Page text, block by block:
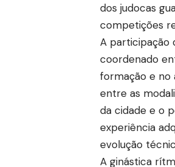
dos judocas
competições
A participação
coordenado
formação e no
entre as
da cidade e o
experiência
evolução
A ginástica